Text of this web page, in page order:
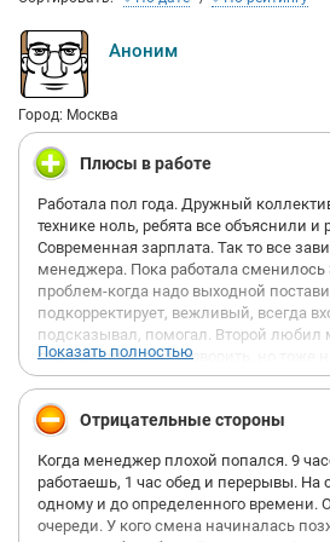
Аноним
Город: Москва
Плюсы в работе
Работала пол года. Дружный
технике ноль, ребята все объяснили и
Современная зарплата. Так то все
менеджера. Пока работала
проблем-когда надо выходной
подкорректирует, вежливый, всегда
подсказывал, помогал. Второй любил
повышенных тонах говорить, но тоже
надо. А вот третий.. хоть и спокойный,
человечески себя вел(о нем в
доброжелательный. Гибкий график. О
либо с коллегой поменяться. Клиенты
человечески общаешься и в технике
проблем не возникает. Вообще, все что
плтребуется, объясняют четко и
Показать полностью
Отрицательные стороны
Когда менеджер плохой попался. 9
работаешь, 1 час обед и перерывы. На
одному и до определенного времени.
очереди. У кого смена начиналась